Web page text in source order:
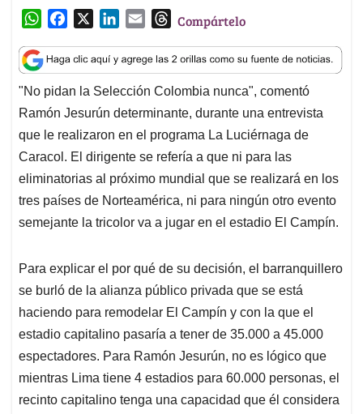
W
a
t
s
A
p
p
c
e
b
o
o
k
n
k
e
d
I
n
a
i
l
T
r
e
a
d
s
Compártelo
"No pidan la Selección Colombia nunca", comentó
Ramón Jesurún determinante, durante una entrevista
que le realizaron en el programa La Luciérnaga de
Caracol. El dirigente se refería a que ni para las
eliminatorias al próximo mundial que se realizará en los
tres países de Norteamérica, ni para ningún otro evento
semejante la tricolor va a jugar en el estadio El Campín.
Para explicar el por qué de su decisión, el barranquillero
se burló de la alianza público privada que se está
haciendo para remodelar El Campín y con la que el
estadio capitalino pasaría a tener de 35.000 a 45.000
espectadores. Para Ramón Jesurún, no es lógico que
mientras Lima tiene 4 estadios para 60.000 personas, el
recinto capitalino tenga una capacidad que él considera